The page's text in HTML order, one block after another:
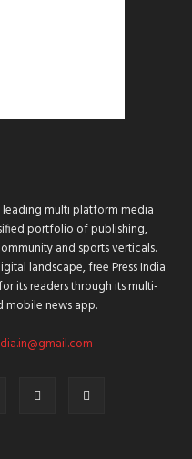
leading multi platform media
portfolio of publishing,
and sports verticals.
landscape, free Press India
its readers through its multi-
mobile news app.